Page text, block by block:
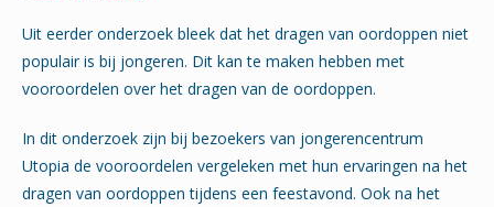
Uit eerder onderzoek bleek dat het dragen van oordoppen niet
populair is bij jongeren. Dit kan te maken hebben met
vooroordelen over het dragen van de oordoppen.
In dit onderzoek zijn bij bezoekers van jongerencentrum
Utopia de vooroordelen vergeleken met hun ervaringen na het
dragen van oordoppen tijdens een feestavond. Ook na het